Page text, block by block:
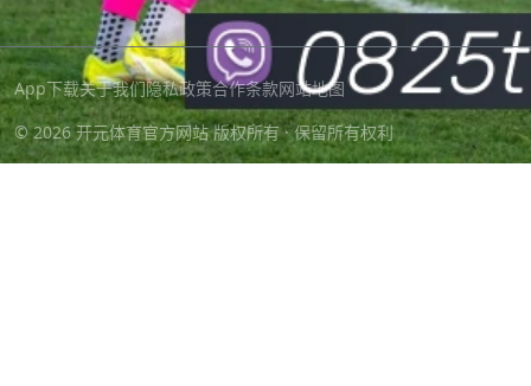
App下载关于我们隐私政策合作条款网站地图
© 2026 开元体育官方网站 版权所有 · 保留所有权利